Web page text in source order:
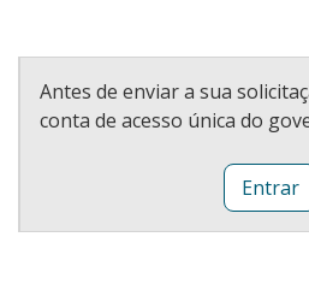
Antes de enviar a sua
conta de acesso única do
Entrar